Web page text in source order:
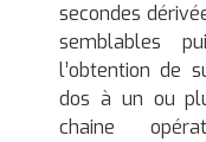
secondes
semblables
l’obtention de
dos à un ou
chaine